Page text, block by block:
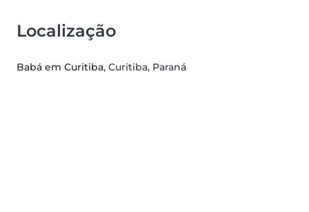
Localização
Babá em Curitiba, Curitiba, Paraná